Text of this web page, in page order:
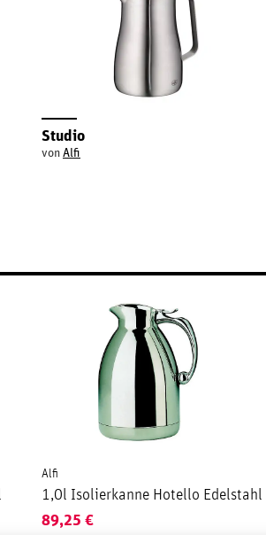
Studio
von Alfi
Alfi
1,0l Isolierkanne Hotello Edelstahl
89,25 €